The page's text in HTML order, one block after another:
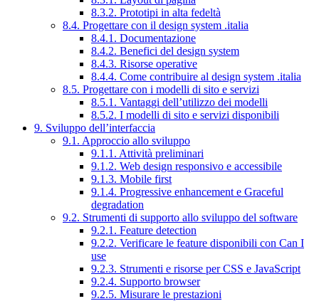
8.3.2. Prototipi in alta fedeltà
8.4. Progettare con il design system .italia
8.4.1. Documentazione
8.4.2. Benefici del design system
8.4.3. Risorse operative
8.4.4. Come contribuire al design system .italia
8.5. Progettare con i modelli di sito e servizi
8.5.1. Vantaggi dell’utilizzo dei modelli
8.5.2. I modelli di sito e servizi disponibili
9. Sviluppo dell’interfaccia
9.1. Approccio allo sviluppo
9.1.1. Attività preliminari
9.1.2. Web design responsivo e accessibile
9.1.3. Mobile first
9.1.4. Progressive enhancement e Graceful
degradation
9.2. Strumenti di supporto allo sviluppo del software
9.2.1. Feature detection
9.2.2. Verificare le feature disponibili con Can I
use
9.2.3. Strumenti e risorse per CSS e JavaScript
9.2.4. Supporto browser
9.2.5. Misurare le prestazioni